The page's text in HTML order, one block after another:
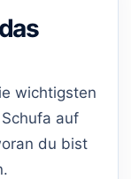
wichtigsten
auf
du bist